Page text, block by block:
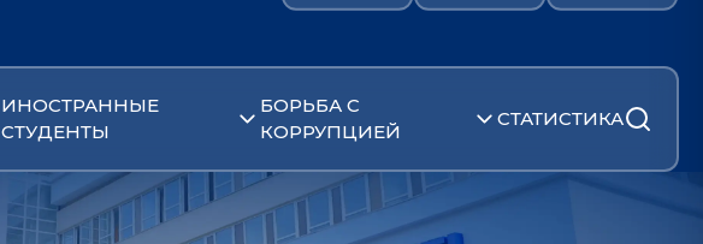
ИНОСТРАННЫЕ
СТУДЕНТЫ
БОРЬБА С
КОРРУПЦИЕЙ
СТАТИСТИКА